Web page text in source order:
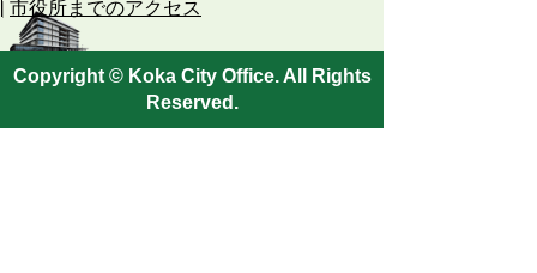
市役所までのアクセス
Copyright © Koka City Office. All Rights
Reserved.